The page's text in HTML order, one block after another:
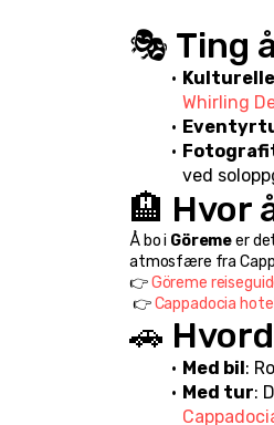
🎭 Ting
Whirling
ved
🏨 Hvor
Å bo i Göreme er
atmosfære fra
👉 Göreme
👉 Cappadocia
🚗
Med bil:
Med tur: